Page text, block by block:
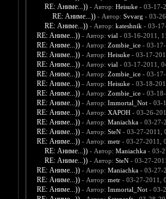
RE: Аниме...)) - Автор: Heisuke- 03-17-
RE: Аниме...)) - Автор: Svvarg - 03-
RE: Аниме...)) - Автор: kateshnik - 03-
RE: Аниме...)) - Автор: vial - 03-16-2011,
RE: Аниме...)) - Автор: Zombie_ice- 03-17-
RE: Аниме...)) - Автор: Heisuke- 03-17-
RE: Аниме...)) - Автор: vial - 03-17-2011,
RE: Аниме...)) - Автор: Zombie_ice- 03-17-
RE: Аниме...)) - Автор: Heisuke- 03-18-
RE: Аниме...)) - Автор: Zombie_ice- 03-18-
RE: Аниме...)) - Автор: Immortal_Not- 03-
RE: Аниме...)) - Автор: XAPOH- 03-26-
RE: Аниме...)) - Автор: Maniachka- 03-27-
RE: Аниме...)) - Автор: SteN- 03-27-2011,
RE: Аниме...)) - Автор: metr- 03-27-2011,
RE: Аниме...)) - Автор: Maniachka- 03-
RE: Аниме...)) - Автор: SteN- 03-27-
RE: Аниме...)) - Автор: Maniachka- 03-27-
RE: Аниме...)) - Автор: metr- 03-27-2011,
RE: Аниме...)) - Автор: Immortal_Not- 03-